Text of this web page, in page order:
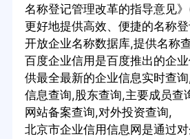
名称登记管理改革的指导意见
更好地提供高效、便捷的名称
开放企业名称数据库,提供名称
百度企业信用是百度推出的企
供最全最新的企业信息实时查
信息查询,股东查询,主要成员查
网站备案查询,对外投资查询,
北京市企业信用信息网是通过